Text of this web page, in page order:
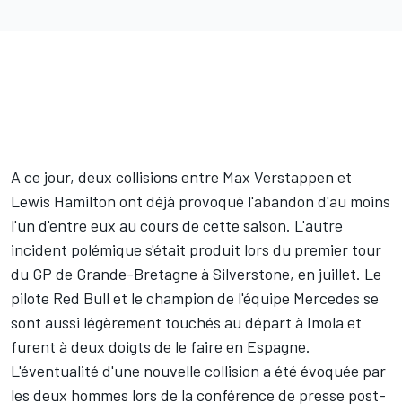
A ce jour, deux collisions entre Max Verstappen et
Lewis Hamilton ont déjà provoqué l'abandon d'au moins
l'un d'entre eux au cours de cette saison. L'autre
incident polémique s'était produit lors du premier tour
du GP de Grande-Bretagne à Silverstone, en juillet. Le
pilote Red Bull et le champion de l'équipe Mercedes se
sont aussi légèrement touchés au départ à Imola et
furent à deux doigts de le faire en Espagne.
L'éventualité d'une nouvelle collision a été évoquée par
les deux hommes lors de la conférence de presse post-